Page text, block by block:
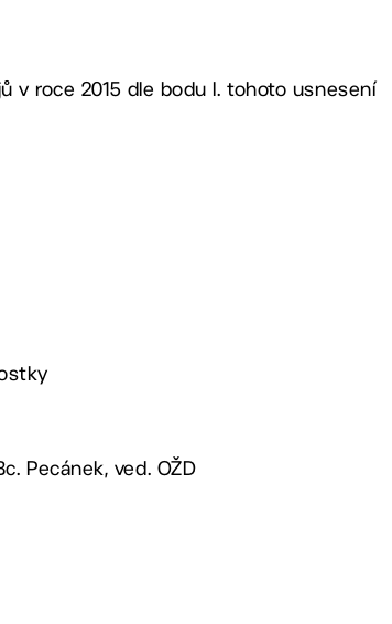
v roce 2015 dle bodu I. tohoto usnesení
Pecánek, ved. OŽD